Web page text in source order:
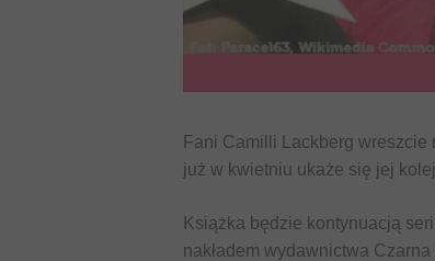
Fani Camilli Lackberg wreszcie
już w kwietniu ukaże się jej
Książka będzie kontynuacją
nakładem wydawnictwa